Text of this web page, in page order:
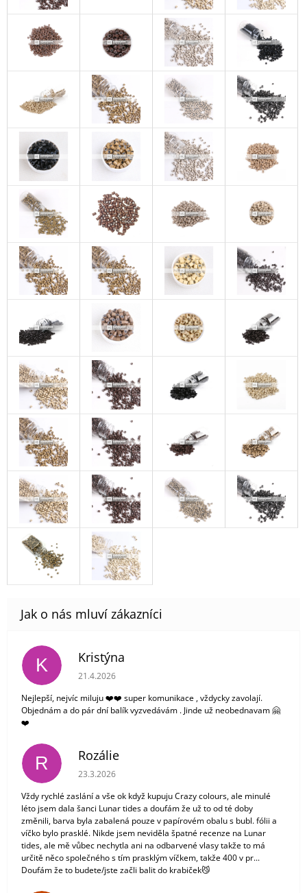
K Kristýna
Hodnocení obchodu je 5 z 5 hvězdiček.
21.4.2026
Nejlepší, nejvíc miluju ❤️❤️ super komunikace , vždycky zavolají.
Objednám a do pár dní balík vyzvedávám . Jinde už neobednavam 🤗
❤️
R Rozálie
Hodnocení obchodu je 3 z 5 hvězdiček.
23.3.2026
Vždy rychlé zaslání a vše ok když kupuju Crazy colours, ale minulé
léto jsem dala šanci Lunar tides a doufám že už to od té doby
změnili, barva byla zabalená pouze v papírovém obalu s bubl. fólii a
víčko bylo prasklé. Nikde jsem neviděla špatné recenze na Lunar
tides, ale mě vůbec nechytla ani na odbarvené vlasy takže to má
určitě něco společného s tím prasklým víčkem, takže 400 v pr...
Doufám že to budete/jste začli balit do krabiček😼